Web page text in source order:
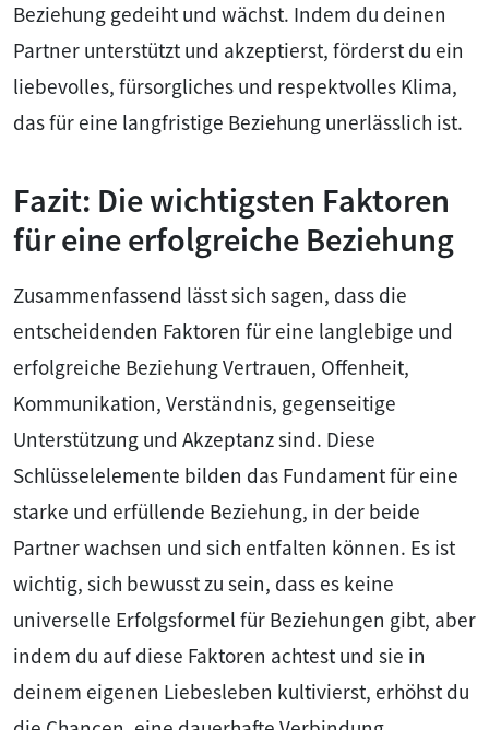
Beziehung gedeiht und wächst. Indem du deinen
Partner unterstützt und akzeptierst, förderst du ein
liebevolles, fürsorgliches und respektvolles Klima,
das für eine langfristige Beziehung unerlässlich ist.
Fazit: Die wichtigsten Faktoren
für eine erfolgreiche Beziehung
Zusammenfassend lässt sich sagen, dass die
entscheidenden Faktoren für eine langlebige und
erfolgreiche Beziehung Vertrauen, Offenheit,
Kommunikation, Verständnis, gegenseitige
Unterstützung und Akzeptanz sind. Diese
Schlüsselelemente bilden das Fundament für eine
starke und erfüllende Beziehung, in der beide
Partner wachsen und sich entfalten können. Es ist
wichtig, sich bewusst zu sein, dass es keine
universelle Erfolgsformel für Beziehungen gibt, aber
indem du auf diese Faktoren achtest und sie in
deinem eigenen Liebesleben kultivierst, erhöhst du